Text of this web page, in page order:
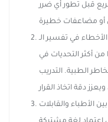
قبل تطور أي ضرر
أكثر التحديات في
الطبية. التدريب
الأطباء والقابلات